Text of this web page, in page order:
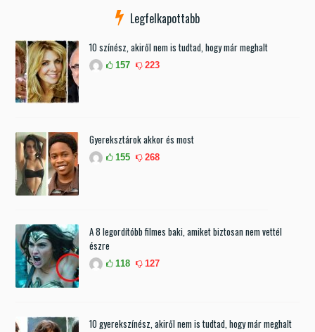
Legfelkapottabb
10 színész, akiről nem is tudtad, hogy már meghalt
157 223
Gyereksztárok akkor és most
155 268
A 8 legordítóbb filmes baki, amiket biztosan nem vettél
észre
118 127
10 gyerekszínész, akiről nem is tudtad, hogy már meghalt